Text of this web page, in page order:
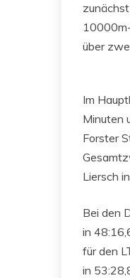
über
Im
Minuten
Forster
Liersch
Bei den
in
für den
in